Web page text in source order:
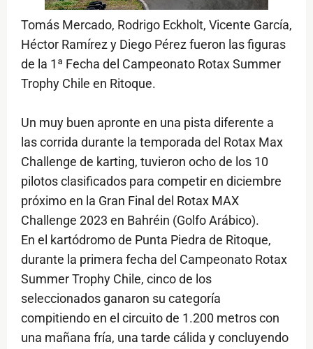
Tomás Mercado, Rodrigo Eckholt, Vicente García,
Héctor Ramírez y Diego Pérez fueron las figuras
de la 1ª Fecha del Campeonato Rotax Summer
Trophy Chile en Ritoque.
Un muy buen apronte en una pista diferente a
las corrida durante la temporada del Rotax Max
Challenge de karting, tuvieron ocho de los 10
pilotos clasificados para competir en diciembre
próximo en la Gran Final del Rotax MAX
Challenge 2023 en Bahréin (Golfo Arábico).
En el kartódromo de Punta Piedra de Ritoque,
durante la primera fecha del Campeonato Rotax
Summer Trophy Chile, cinco de los
seleccionados ganaron su categoría
compitiendo en el circuito de 1.200 metros con
una mañana fría, una tarde cálida y concluyendo